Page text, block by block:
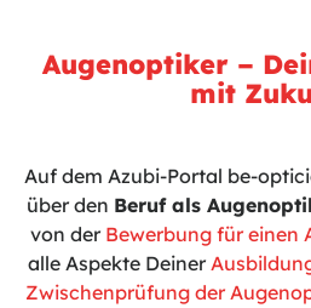
Augenoptiker –
mit
Auf dem Azubi-Portal be-
über den Beruf als
von der Bewerbung für einen
alle Aspekte Deiner
Zwischenprüfung der